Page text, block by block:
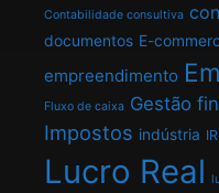
Contabilidade consultiva
documentos E-
empreendimento
Fluxo de caixa Gestão
Impostos indústria
Lucro Real